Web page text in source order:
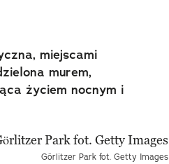
miejscami
murem,
życiem nocnym i
Görlitzer Park fot. Getty Images